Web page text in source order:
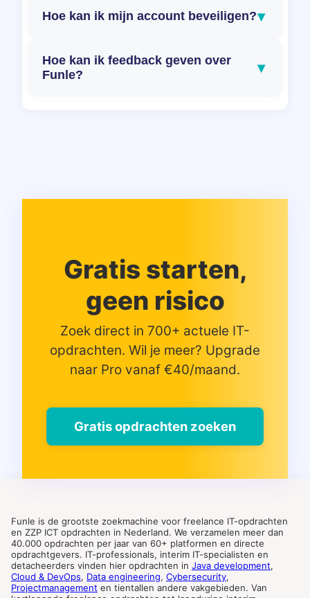
Hoe kan ik mijn account beveiligen?▾
Hoe kan ik feedback geven over
Funle?
▾
Gratis starten,
geen risico
Zoek direct in 700+ actuele IT-
opdrachten. Wil je meer? Upgrade
naar Pro vanaf €40/maand.
Gratis opdrachten zoeken
Funle is de grootste zoekmachine voor freelance IT-opdrachten
en ZZP ICT opdrachten in Nederland. We verzamelen meer dan
40.000 opdrachten per jaar van 60+ platformen en directe
opdrachtgevers. IT-professionals, interim IT-specialisten en
detacheerders vinden hier opdrachten in Java development,
Cloud & DevOps, Data engineering, Cybersecurity,
Projectmanagement en tientallen andere vakgebieden. Van